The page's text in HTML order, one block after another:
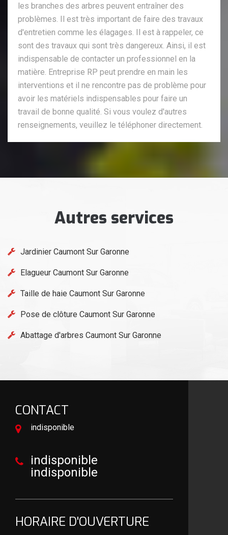
les branches des arbres peuvent entraîner des
problèmes. Il est très important de faire des travaux
d'entretien comme les élagages. Il est à rappeler, ce
sont des travaux qui sont très dangereux. Ainsi, il est
indispensable de contacter un professionnel en la
matière. Entreprise RP peut prendre en main les
interventions et il ne rencontre pas de problème pour
avoir les matériels indispensables pour faire un
travail de bonne qualité. Si vous voulez d'autres
renseignements, veuillez le téléphoner directement.
Autres services
Jardinier Caumont Sur Garonne
Elagueur Caumont Sur Garonne
Taille de haie Caumont Sur Garonne
Pose de clôture Caumont Sur Garonne
Abattage d'arbres Caumont Sur Garonne
CONTACT
indisponible
indisponible
indisponible
HORAIRE D'OUVERTURE